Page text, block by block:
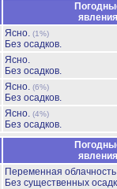
явления
Ясно. (1%)
Без осадков.
Ясно.
Без осадков.
Ясно. (6%)
Без осадков.
Ясно. (4%)
Без осадков.
явления
Переменная
Без существенных